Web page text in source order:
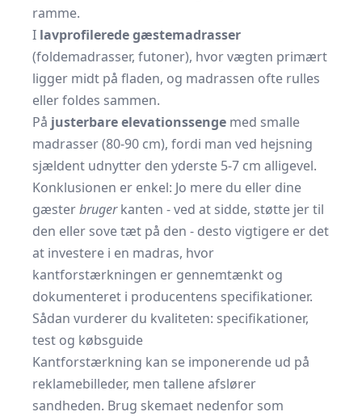
ramme.
I lavprofilerede gæstemadrasser
(foldemadrasser, futoner), hvor vægten primært
ligger midt på fladen, og madrassen ofte rulles
eller foldes sammen.
På justerbare elevationssenge med smalle
madrasser (80-90 cm), fordi man ved hejsning
sjældent udnytter den yderste 5-7 cm alligevel.
Konklusionen er enkel: Jo mere du eller dine
gæsterbrugerkanten - ved at sidde, støtte jer til
den eller sove tæt på den - desto vigtigere er det
at investere i en madras, hvor
kantforstærkningen er gennemtænkt og
dokumenteret i producentens specifikationer.
Sådan vurderer du kvaliteten: specifikationer,
test og købsguide
Kantforstærkning kan se imponerende ud på
reklamebilleder, men tallene afslører
sandheden. Brug skemaet nedenfor som